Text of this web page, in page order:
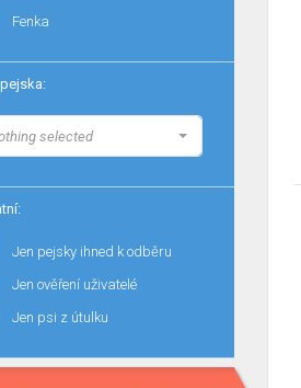
Fenka
selected
Jen pejsky ihned k odběru
Jen ověření uživatelé
Jen psi z útulku